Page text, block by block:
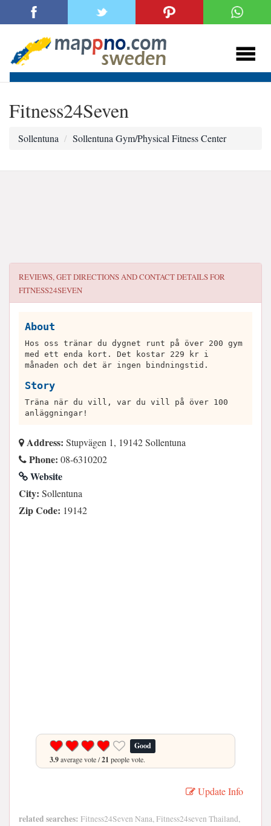
Fitness24Seven
Sollentuna Sollentuna Gym/Physical Fitness Center
REVIEWS, GET DIRECTIONS AND CONTACT DETAILS FOR
FITNESS24SEVEN
About
Hos oss tränar du dygnet runt på över 200 gym
med ett enda kort. Det kostar 229 kr i
månaden och det är ingen bindningstid.
Story
Träna när du vill, var du vill på över 100
anläggningar!
Address: Stupvägen 1, 19142 Sollentuna
Phone: 08-6310202
Website
City: Sollentuna
Zip Code: 19142
Good
3.9average vote /21 people vote.
Update Info
related searches: Fitness24Seven Nana, Fitness24seven Thailand,